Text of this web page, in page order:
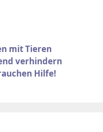
mit Tieren
verhindern
Hilfe!